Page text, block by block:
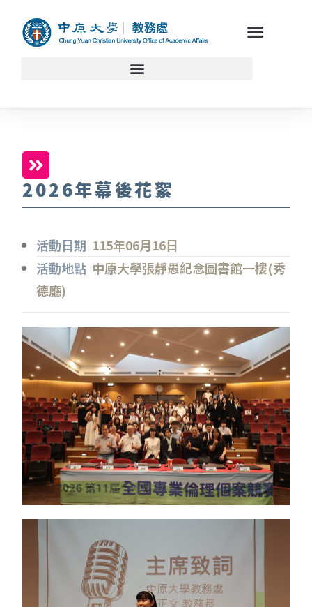
2026年幕後花絮
活動日期 115年06月16日
活動地點 中原大學張靜愚紀念圖書館一樓(秀
德廳)